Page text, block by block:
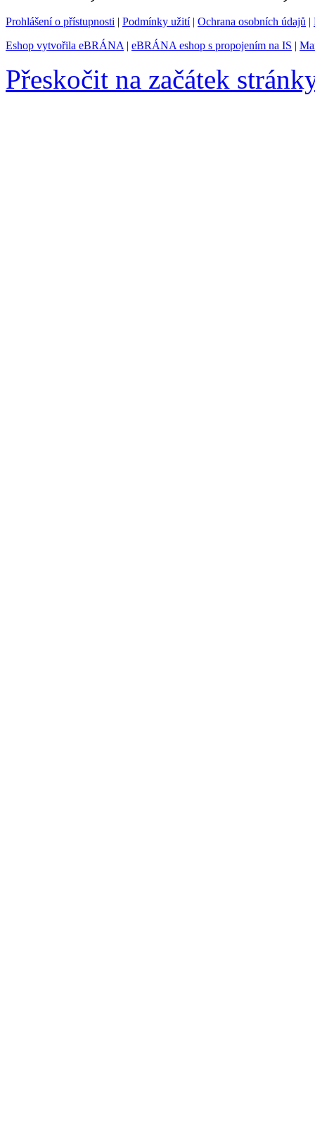
Prohlášení o přístupnosti | Podmínky užití| Ochrana osobních údajů |
Eshop vytvořila eBRÁNA | eBRÁNA eshop s propojením na IS |
Přeskočit na začátek